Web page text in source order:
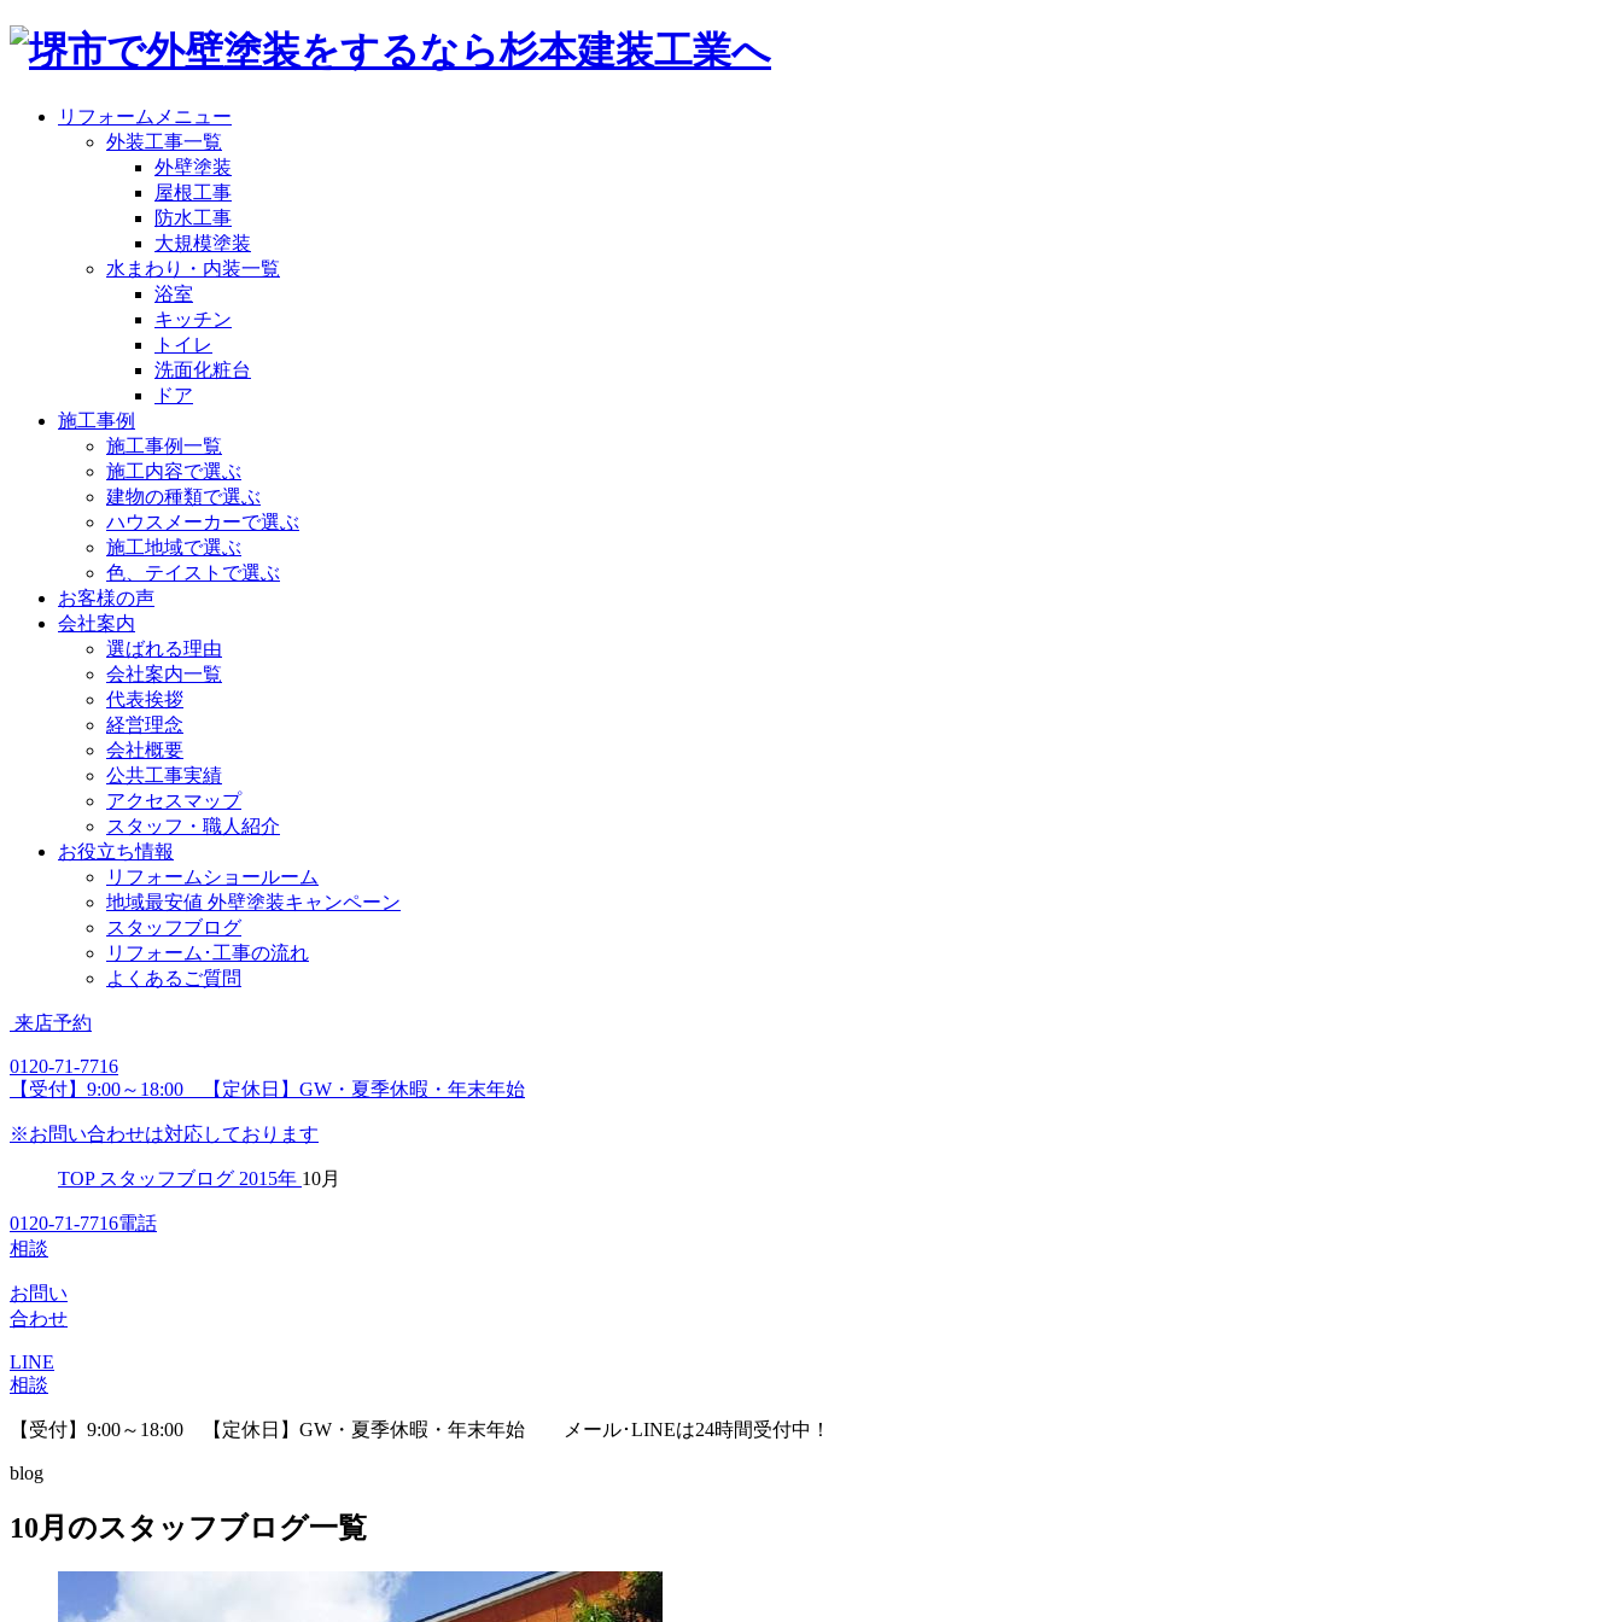
リフォームメニュー
外装工事一覧
外壁塗装
屋根工事
防水工事
大規模塗装
水まわり・内装一覧
浴室
キッチン
トイレ
洗面化粧台
ドア
施工事例
施工事例一覧
施工内容で選ぶ
建物の種類で選ぶ
ハウスメーカーで選ぶ
施工地域で選ぶ
色、テイストで選ぶ
お客様の声
会社案内
選ばれる理由
会社案内一覧
代表挨拶
経営理念
会社概要
公共工事実績
アクセスマップ
スタッフ・職人紹介
お役立ち情報
リフォームショールーム
地域最安値 外壁塗装キャンペーン
スタッフブログ
リフォーム･工事の流れ
よくあるご質問
来店予約
0120-71-7716
【受付】9:00～18:00 【定休日】GW・夏季休暇・年末年始
※お問い合わせは対応しております
TOP スタッフブログ 2015年 10月
0120-71-7716電話
相談
お問い
合わせ
LINE
相談
【受付】9:00～18:00 【定休日】GW・夏季休暇・年末年始 メール･LINEは24時間受付中！
blog
10月のスタッフブログ一覧